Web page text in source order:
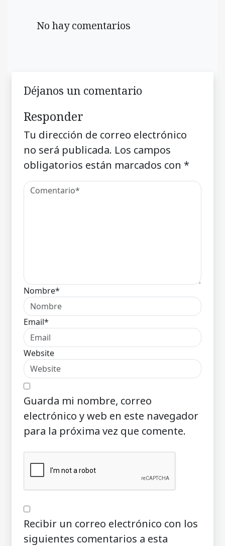
No hay comentarios
Déjanos un comentario
Responder
Tu dirección de correo electrónico
no será publicada. Los campos
obligatorios están marcados con *
Nombre*
Email*
Website
Guarda mi nombre, correo
electrónico y web en este navegador
para la próxima vez que comente.
Recibir un correo electrónico con los
siguientes comentarios a esta